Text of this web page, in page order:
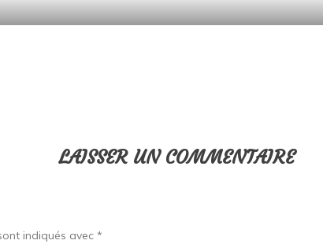
LAISSER UN COMMENTAIRE
indiqués avec *